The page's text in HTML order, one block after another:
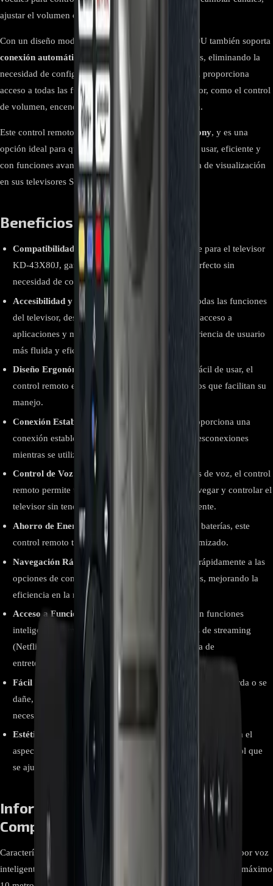
ajustar el volumen o buscar contenido.
Con un diseño moderno y funcional, el RMF-TX520U también soporta
conexión automática
con los televisores compatibles, eliminando la
necesidad de configuraciones complicadas. Además, proporciona
acceso a todas las funciones esenciales de un televisor, como el control
de volumen, encendido, apagado y ajuste de imagen.
Este control remoto esexclusivo para televisores Sony, y es una
opción ideal para quienes buscan un control fácil de usar, eficiente y
con funciones avanzadas para mejorar la experiencia de visualización
en sus televisores Sony.
Beneficios Clave y Ventajas
Compatibilidad Total:
Diseñado específicamente para el televisor
KD-43X80J, garantizando un funcionamiento perfecto sin
necesidad de configuraciones adicionales.
Accesibilidad y Comodidad:
Permite controlar todas las funciones
del televisor, desde el ajuste de volumen hasta el acceso a
aplicaciones y menús, proporcionando una experiencia de usuario
más fluida y eficiente.
Diseño Ergonómico: Con un diseño cómodo y fácil de usar, el
control remoto es liviano y tiene botones intuitivos que facilitan su
manejo.
Conexión Estable:
A través de su tecnología, proporciona una
conexión estable y confiable, evitando fallos o desconexiones
mientras se utiliza.
Control de Voz:
Si el televisor soporta comandos de voz, el control
remoto permite utilizar funciones de voz para navegar y controlar el
televisor sin tener que usar los botones manualmente.
Ahorro de Energía:
Al ser eficiente en el uso de baterías, este
control remoto tiene un consumo de energía optimizado.
Navegación Rápida:
Su diseño permite acceder rápidamente a las
opciones de configuración, aplicaciones y canales, mejorando la
eficiencia en la navegación.
Acceso a Funciones Inteligentes:
Compatible con funciones
inteligentes como el acceso rápido a aplicaciones de streaming
(Netflix, YouTube, etc.), mejorando la experiencia de
entretenimiento.
Fácil Reemplazo:
En caso de que el control original se pierda o se
dañe, el RMF-TX520U es un reemplazo directo, evitando la
necesidad de ajustes complejos.
Estética y Funcionalidad:
Su diseño moderno complementa el
aspecto del televisor KD-43X80J, proporcionando un control que
se ajusta tanto en estética como en funcionalidad.
Información Relevante para
Compradores
Características Detalles Tipo de controlador Mando a distancia por voz
inteligente RMF-TX520U Descripción de las pilas AAA Rango máximo